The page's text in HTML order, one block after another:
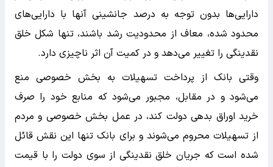
دارایی‌ها بدون توجه به درصد جانشینی آنها با دارایی‌های
محدود شده، معاف از محدودیت رشد باشند، تنها شکل خلق
نقدینگی را تغییر می‌دهد و در کمیت آن اثر ناچیزی دارد.
وقتی بانک از پرداخت تسهیلات به بخش خصوصی منع
می‌شود و در مقابل، مجبور می‌شود که منابع خود را صرف
خرید اوراق بدهی دولت کند، در عمل بخش خصوصی و مردم
از تسهیلات محروم می‌شوند و برای بانک تنها این نقش قائل
شده است که جریان خلق نقدینگی از سوی دولت را با قیمت